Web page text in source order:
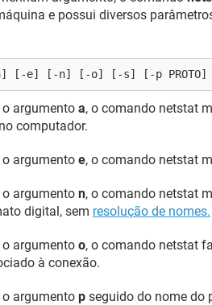
e possui diversos
[-e] [-n] [-o] [-s] [-p
argumento a, o comando netstat
computador.
argumento e, o comando netstat
argumento n, o comando netstat
digital, sem resolução de nomes.
argumento o, o comando netstat
à conexão.
argumento p seguido do nome do